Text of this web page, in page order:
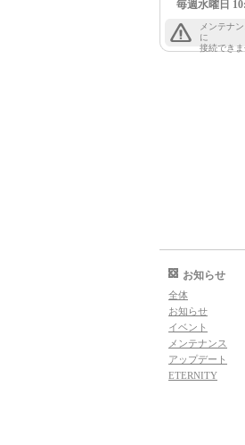
毎週水曜日
メンテナ
に
接続できま
お知らせ
全体
お知らせ
イベント
メンテナンス
アップデート
ETERNITY